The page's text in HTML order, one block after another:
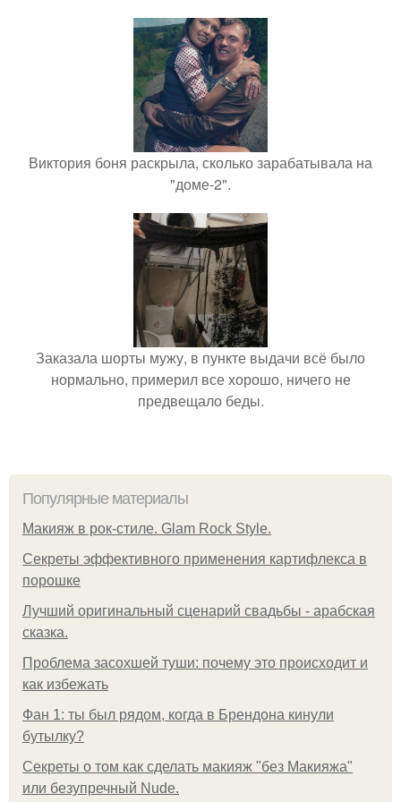
Виктория боня раскрыла, сколько зарабатывала на
"доме-2".
Заказала шорты мужу, в пункте выдачи всё было
нормально, примерил все хорошо, ничего не
предвещало беды.
Популярные материалы
Макияж в рок-стиле. Glam Rock Style.
Секреты эффективного применения картифлекса в
порошке
Лучший оригинальный сценарий свадьбы - арабская
сказка.
Проблема засохшей туши: почему это происходит и
как избежать
Фан 1: ты был рядом, когда в Брендона кинули
бутылку?
Секреты о том как сделать макияж "без Макияжа"
или безупречный Nude.